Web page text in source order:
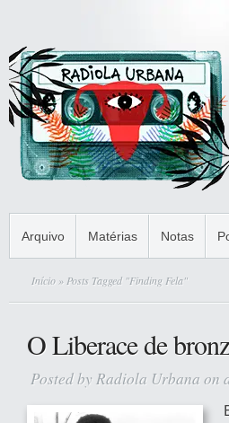
Arquivo Matérias Notas
Início » Posts Tagged "Finding Fela"
O Liberace de
Posted by Radiola Urbana on